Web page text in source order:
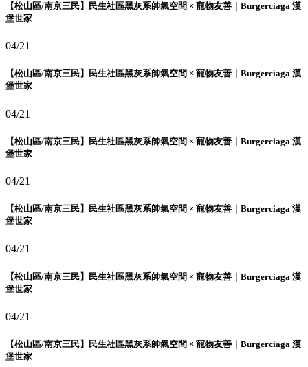
【松山區/南京三民】民生社區黑灰系帥氣空間 × 寵物友善｜Burgerciaga 漢
堡世家
04/21
【松山區/南京三民】民生社區黑灰系帥氣空間 × 寵物友善｜Burgerciaga 漢
堡世家
04/21
【松山區/南京三民】民生社區黑灰系帥氣空間 × 寵物友善｜Burgerciaga 漢
堡世家
04/21
【松山區/南京三民】民生社區黑灰系帥氣空間 × 寵物友善｜Burgerciaga 漢
堡世家
04/21
【松山區/南京三民】民生社區黑灰系帥氣空間 × 寵物友善｜Burgerciaga 漢
堡世家
04/21
【松山區/南京三民】民生社區黑灰系帥氣空間 × 寵物友善｜Burgerciaga 漢
堡世家